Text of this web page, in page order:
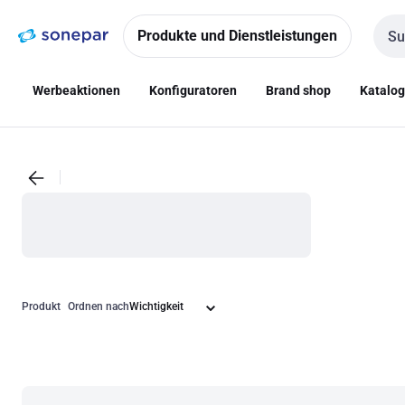
NavigationInhalt
Produkte und Dienstleistungen
Werbeaktionen Konfiguratoren Brand shop
Produkt Ordnen nach